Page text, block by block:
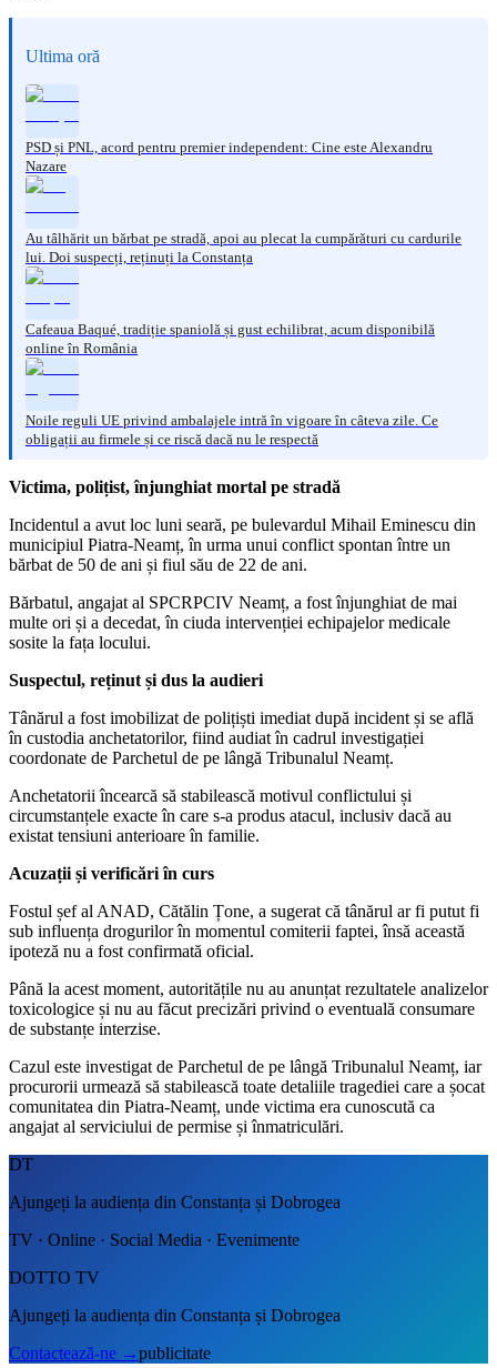
Ultima oră
PSD și PNL, acord pentru premier independent: Cine este Alexandru
Nazare
Au tâlhărit un bărbat pe stradă, apoi au plecat la cumpărături cu cardurile
lui. Doi suspecți, reținuți la Constanța
Cafeaua Baqué, tradiție spaniolă și gust echilibrat, acum disponibilă
online în România
Noile reguli UE privind ambalajele intră în vigoare în câteva zile. Ce
obligații au firmele și ce riscă dacă nu le respectă
Victima, polițist, înjunghiat mortal pe stradă
Incidentul a avut loc luni seară, pe bulevardul Mihail Eminescu din
municipiul Piatra-Neamț, în urma unui conflict spontan între un
bărbat de 50 de ani și fiul său de 22 de ani.
Bărbatul, angajat al SPCRPCIV Neamț, a fost înjunghiat de mai
multe ori și a decedat, în ciuda intervenției echipajelor medicale
sosite la fața locului.
Suspectul, reținut și dus la audieri
Tânărul a fost imobilizat de polițiști imediat după incident și se află
în custodia anchetatorilor, fiind audiat în cadrul investigației
coordonate de Parchetul de pe lângă Tribunalul Neamț.
Anchetatorii încearcă să stabilească motivul conflictului și
circumstanțele exacte în care s-a produs atacul, inclusiv dacă au
existat tensiuni anterioare în familie.
Acuzații și verificări în curs
Fostul șef al ANAD, Cătălin Țone, a sugerat că tânărul ar fi putut fi
sub influența drogurilor în momentul comiterii faptei, însă această
ipoteză nu a fost confirmată oficial.
Până la acest moment, autoritățile nu au anunțat rezultatele analizelor
toxicologice și nu au făcut precizări privind o eventuală consumare
de substanțe interzise.
Cazul este investigat de Parchetul de pe lângă Tribunalul Neamț, iar
procurorii urmează să stabilească toate detaliile tragediei care a șocat
comunitatea din Piatra-Neamț, unde victima era cunoscută ca
angajat al serviciului de permise și înmatriculări.
DT
Ajungeți la audiența din Constanța și Dobrogea
TV · Online · Social Media · Evenimente
DOTTO TV
Ajungeți la audiența din Constanța și Dobrogea
Contactează-ne →publicitate